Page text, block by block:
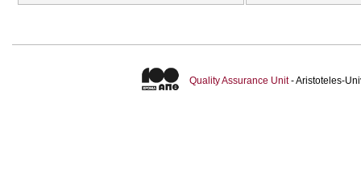
Quality Assurance Unit- Aristoteles-